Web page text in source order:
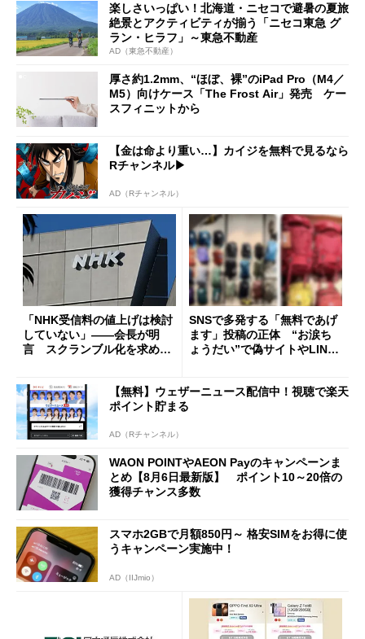
楽しさいっぱい！北海道・ニセコで避暑の夏旅
絶景とアクティビティが揃う「ニセコ東急 グ
ラン・ヒラフ」～東急不動産
AD（東急不動産）
厚さ約1.2mm、“ほぼ、裸”のiPad Pro（M4／
M5）向けケース「The Frost Air」発売 ケー
スフィニットから
【金は命より重い…】カイジを無料で見るなら
Rチャンネル▶︎
AD（Rチャンネル）
「NHK受信料の値上げは検討
していない」――会長が明
言 スクランブル化を求める
SNSで多発する「無料であげ
ます」投稿の正体 “お涙ち
ょうだい”で偽サイトやLINE
【無料】ウェザーニュース配信中！視聴で楽天
ポイント貯まる
AD（Rチャンネル）
WAON POINTやAEON Payのキャンペーンま
とめ【8月6日最新版】 ポイント10～20倍の
獲得チャンス多数
スマホ2GBで月額850円～ 格安SIMをお得に使
うキャンペーン実施中！
AD（IIJmio）